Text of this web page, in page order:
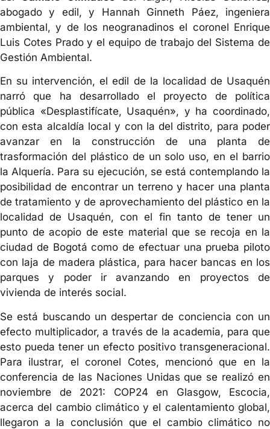
abogado y edil, y Hannah Ginneth Páez, ingeniera
ambiental, y de los neogranadinos el coronel Enrique
Luis Cotes Prado y el equipo de trabajo del Sistema de
Gestión Ambiental.
En su intervención, el edil de la localidad de Usaquén
narró que ha desarrollado el proyecto de política
pública «Desplastifícate, Usaquén», y ha coordinado,
con esta alcaldía local y con la del distrito, para poder
avanzar en la construcción de una planta de
trasformación del plástico de un solo uso, en el barrio
la Alquería. Para su ejecución, se está contemplando la
posibilidad de encontrar un terreno y hacer una planta
de tratamiento y de aprovechamiento del plástico en la
localidad de Usaquén, con el fin tanto de tener un
punto de acopio de este material que se recoja en la
ciudad de Bogotá como de efectuar una prueba piloto
con laja de madera plástica, para hacer bancas en los
parques y poder ir avanzando en proyectos de
vivienda de interés social.
Se está buscando un despertar de conciencia con un
efecto multiplicador, a través de la academia, para que
esto pueda tener un efecto positivo transgeneracional.
Para ilustrar, el coronel Cotes, mencionó que en la
conferencia de las Naciones Unidas que se realizó en
noviembre de 2021: COP24 en Glasgow, Escocia,
acerca del cambio climático y el calentamiento global,
llegaron a la conclusión que el cambio climático no